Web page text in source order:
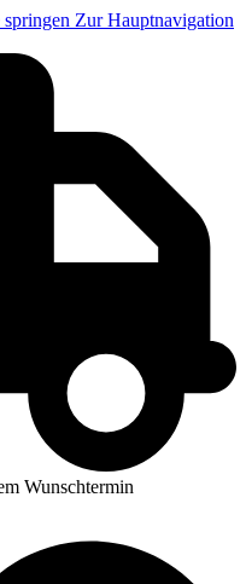
Zur Hauptnavigation
Wunschtermin